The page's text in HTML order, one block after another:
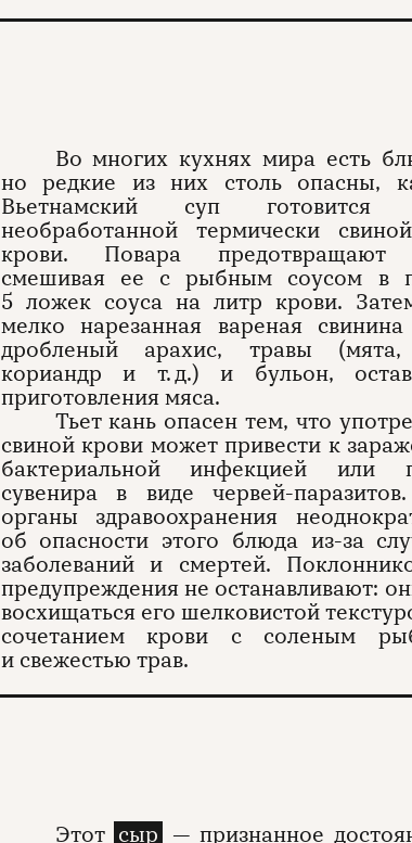
Во многих кухнях мира есть
но редкие из них столь опасны,
Вьетнамский суп
необработанной термически
крови. Повара предотвращают
смешивая ее с рыбным соусом в
5 ложек соуса на литр крови.
мелко нарезанная вареная
дробленый арахис, травы (мята,
кориандр и т. д.) и бульон,
приготовления мяса.
Тьет кань опасен тем, что
свиной крови может привести к
бактериальной инфекцией или
сувенира в виде червей-
органы здравоохранения
об опасности этого блюда из-за
заболеваний и смертей.
предупреждения не останавливают:
восхищаться его шелковистой
сочетанием крови с соленым
и свежестью трав.
Этот сыр — признанное